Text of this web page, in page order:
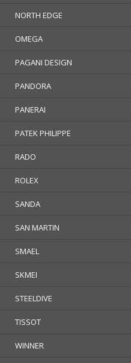
NORTH EDGE
OMEGA
PAGANI DESIGN
PANDORA
PANERAI
PATEK PHILIPPE
RADO
ROLEX
SANDA
SAN MARTIN
SMAEL
SKMEI
STEELDIVE
TISSOT
WINNER